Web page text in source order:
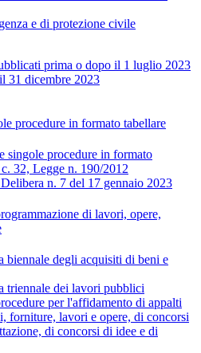
e di protezione civile
prima o dopo il 1 luglio 2023
31 dicembre 2023
procedure in formato tabellare
singole procedure in formato
32, Legge n. 190/2012
n. 7 del 17 gennaio 2023
di lavori, opere,
biennale degli acquisiti di beni e
triennale dei lavori pubblici
per l'affidamento di appalti
forniture, lavori e opere, di concorsi
di concorsi di idee e di